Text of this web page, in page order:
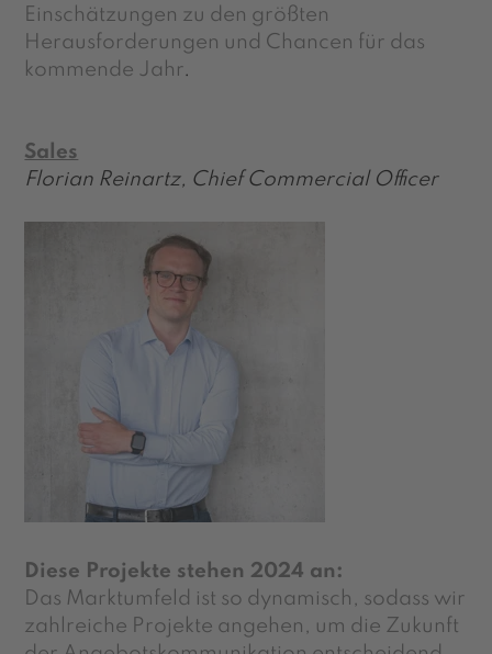
Einschätzungen zu den größten
Herausforderungen und Chancen für das
kommende Jahr.
Sales
Florian Reinartz, Chief Commercial Officer
Diese Projekte stehen 2024 an:
Das Marktumfeld ist so dynamisch, sodass wir
zahlreiche Projekte angehen, um die Zukunft